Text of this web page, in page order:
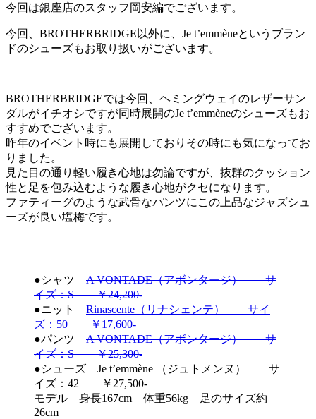
今回は銀座店のスタッフ岡安編でございます。
今回、BROTHERBRIDGE以外に、Je t’emmèneというブラン
ドのシューズもお取り扱いがございます。
BROTHERBRIDGEでは今回、ヘミングウェイのレザーサン
ダルがイチオシですが同時展開のJe t’emmèneのシューズもお
すすめでございます。
昨年のイベント時にも展開しておりその時にも気になってお
りました。
見た目の通り軽い履き心地は勿論ですが、抜群のクッション
性と足を包み込むような履き心地がクセになります。
ファティーグのような武骨なパンツにこの上品なジャズシュ
ーズが良い塩梅です。
●シャツ A VONTADE（アボンタージ） サ
イズ：S ￥24,200-
●ニット Rinascente（リナシェンテ） サイ
ズ：50 ￥17,600-
●パンツ A VONTADE（アボンタージ） サ
イズ：S ￥25,300-
●シューズ Je t’emmène （ジュトメンヌ） サ
イズ：42 ￥27,500-
モデル 身長167cm 体重56kg 足のサイズ約
26cm